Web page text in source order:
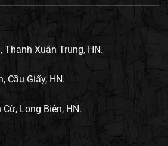
Thanh Xuân Trung, HN.
Cầu Giấy, HN.
Long Biên, HN.